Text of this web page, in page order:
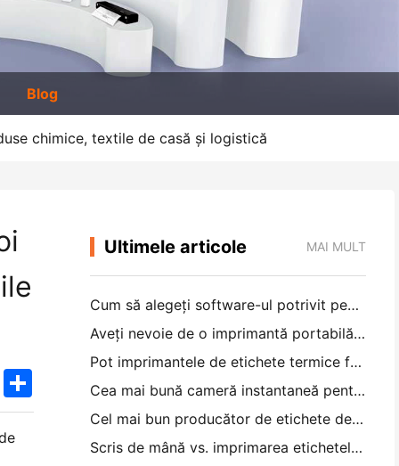
Blog
chimice, textile de casă și logistică
TwitterShare
Ultimele articole MAI MULT
Cum să alegeți software-ul potrivit pentru restaurantul dvs. mic sau mediu
Aveți nevoie de o imprimantă portabilă A4 pentru facturile de depozit? Ce funcționează de fapt
Pot imprimantele de etichete termice face etichete impermeabile pentru produsele de afaceri mici?
Cea mai bună cameră instantaneă pentru începătorii care nu vor să irosească hârtia
Cel mai bun producător de etichete de culoare pentru jurnal și scrapbooking: adăugați mai multe culori la fiecare pagină
Scris de mână vs. imprimarea etichetelor de transport: sfaturi pentru întreprinderile mici în 2026